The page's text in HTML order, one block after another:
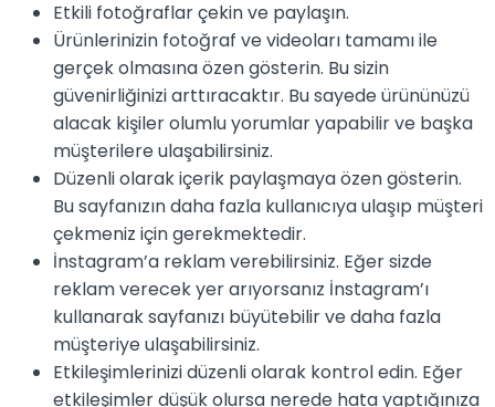
Etkili fotoğraflar çekin ve paylaşın.
Ürünlerinizin fotoğraf ve videoları tamamı ile
gerçek olmasına özen gösterin. Bu sizin
güvenirliğinizi arttıracaktır. Bu sayede ürününüzü
alacak kişiler olumlu yorumlar yapabilir ve başka
müşterilere ulaşabilirsiniz.
Düzenli olarak içerik paylaşmaya özen gösterin.
Bu sayfanızın daha fazla kullanıcıya ulaşıp müşteri
çekmeniz için gerekmektedir.
İnstagram’a reklam verebilirsiniz. Eğer sizde
reklam verecek yer arıyorsanız İnstagram’ı
kullanarak sayfanızı büyütebilir ve daha fazla
müşteriye ulaşabilirsiniz.
Etkileşimlerinizi düzenli olarak kontrol edin. Eğer
etkileşimler düşük olursa nerede hata yaptığınıza